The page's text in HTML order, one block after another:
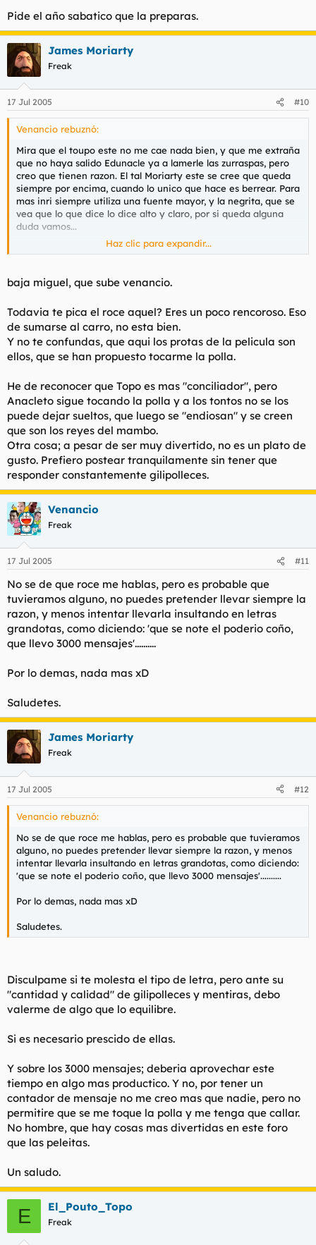
Pide el año sabatico que la preparas.
James Moriarty
Freak
17 Jul 2005 #10
Venancio rebuznó:
Mira que el toupo este no me cae nada bien, y que me extraña
que no haya salido Edunacle ya a lamerle las zurraspas, pero
creo que tienen razon. El tal Moriarty este se cree que queda
siempre por encima, cuando lo unico que hace es berrear. Para
mas inri siempre utiliza una fuente mayor, y la negrita, que se
vea que lo que dice lo dice alto y claro, por si queda alguna
duda vamos...
En fin, un forero mas con sintomas de 'importantitis' en el foro.
Saludetes.
Haz clic para expandir...
baja miguel, que sube venancio.
Todavia te pica el roce aquel? Eres un poco rencoroso. Eso
de sumarse al carro, no esta bien.
Y no te confundas, que aqui los protas de la pelicula son
ellos, que se han propuesto tocarme la polla.
He de reconocer que Topo es mas "conciliador", pero
Anacleto sigue tocando la polla y a los tontos no se los
puede dejar sueltos, que luego se "endiosan" y se creen
que son los reyes del mambo.
Otra cosa; a pesar de ser muy divertido, no es un plato de
gusto. Prefiero postear tranquilamente sin tener que
responder constantemente gilipolleces.
Venancio
Freak
17 Jul 2005 #11
No se de que roce me hablas, pero es probable que
tuvieramos alguno, no puedes pretender llevar siempre la
razon, y menos intentar llevarla insultando en letras
grandotas, como diciendo: 'que se note el poderio coño,
que llevo 3000 mensajes'..........
Por lo demas, nada mas xD
Saludetes.
James Moriarty
Freak
17 Jul 2005 #12
Venancio rebuznó:
No se de que roce me hablas, pero es probable que tuvieramos
alguno, no puedes pretender llevar siempre la razon, y menos
intentar llevarla insultando en letras grandotas, como diciendo:
'que se note el poderio coño, que llevo 3000 mensajes'..........
Por lo demas, nada mas xD
Saludetes.
Disculpame si te molesta el tipo de letra, pero ante su
"cantidad y calidad" de gilipolleces y mentiras, debo
valerme de algo que lo equilibre.
Si es necesario prescido de ellas.
Y sobre los 3000 mensajes; deberia aprovechar este
tiempo en algo mas productico. Y no, por tener un
contador de mensaje no me creo mas que nadie, pero no
permitire que se me toque la polla y me tenga que callar.
No hombre, que hay cosas mas divertidas en este foro
que las peleitas.
Un saludo.
E El_Pouto_Topo
Freak